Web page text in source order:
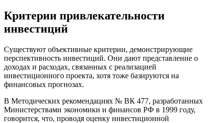
Критерии привлекательности
инвестиций
Существуют объективные критерии, демонстрирующие
перспективность инвестиций. Они дают представление о
доходах и расходах, связанных с реализацией
инвестиционного проекта, хотя тоже базируются на
финансовых прогнозах.
В Методических рекомендациях № ВК 477, разработанных
Министерствами экономики и финансов РФ в 1999 году,
говорится, что, проводя оценку инвестиционной